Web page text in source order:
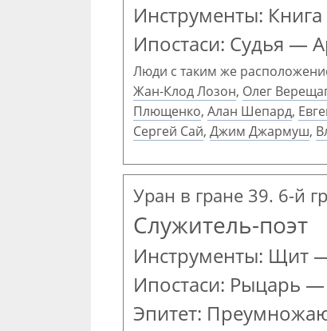
Инструменты:
Ипостаси: Судья —
Люди с таким же
Жан-Клод Лозон, Олег
Плющенко, Алан Шепард,
Сергей Сай, Джим Джармуш,
Уран в гране 39. 6-й
Служитель-поэт
Инструменты: Щит
Ипостаси: Рыцарь
Эпитет: